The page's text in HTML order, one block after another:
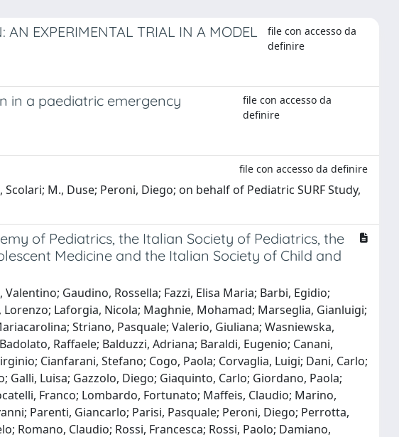
AN EXPERIMENTAL TRIAL IN A MODEL
file con accesso da
definire
in a paediatric emergency
file con accesso da
definire
file con accesso da definire
Scolari; M., Duse; Peroni, Diego; on behalf of Pediatric SURF Study,
of Pediatrics, the Italian Society of Pediatrics, the
Medicine and the Italian Society of Child and
Gaudino, Rossella; Fazzi, Elisa Maria; Barbi, Egidio;
Laforgia, Nicola; Maghnie, Mohamad; Marseglia, Gianluigi;
Striano, Pasquale; Valerio, Giuliana; Wasniewska,
Raffaele; Balduzzi, Adriana; Baraldi, Eugenio; Canani,
Cianfarani, Stefano; Cogo, Paola; Corvaglia, Luigi; Dani, Carlo;
Galli, Luisa; Gazzolo, Diego; Giaquinto, Carlo; Giordano, Paola;
Franco; Lombardo, Fortunato; Maffeis, Claudio; Marino,
Parenti, Giancarlo; Parisi, Pasquale; Peroni, Diego; Perrotta,
Romano, Claudio; Rossi, Francesca; Rossi, Paolo; Damiano,